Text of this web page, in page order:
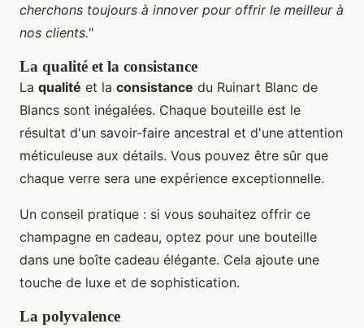
cherchons toujours à innover pour offrir le meilleur à
nos clients."
La qualité et la consistance
La qualité et la consistance du Ruinart Blanc de
Blancs sont inégalées. Chaque bouteille est le
résultat d'un savoir-faire ancestral et d'une attention
méticuleuse aux détails. Vous pouvez être sûr que
chaque verre sera une expérience exceptionnelle.
Un conseil pratique : si vous souhaitez offrir ce
champagne en cadeau, optez pour une bouteille
dans une boîte cadeau élégante. Cela ajoute une
touche de luxe et de sophistication.
La polyvalence